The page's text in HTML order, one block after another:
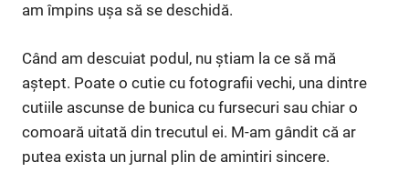
am împins ușa să se deschidă.
Când am descuiat podul, nu știam la ce să mă
aștept. Poate o cutie cu fotografii vechi, una dintre
cutiile ascunse de bunica cu fursecuri sau chiar o
comoară uitată din trecutul ei. M-am gândit că ar
putea exista un jurnal plin de amintiri sincere.